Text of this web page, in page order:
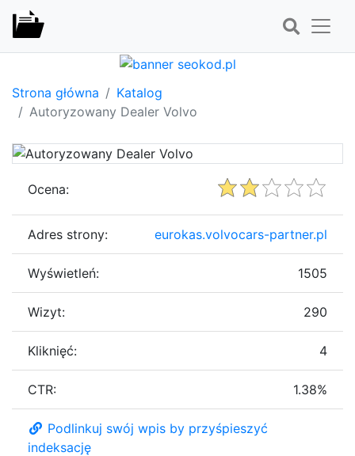
Strona główna
Katalog
Autoryzowany Dealer Volvo
Ocena:
Adres strony: eurokas.volvocars-partner.pl
Wyświetleń: 1505
Wizyt: 290
Kliknięć: 4
CTR: 1.38%
Podlinkuj swój wpis by przyśpieszyć
indeksację